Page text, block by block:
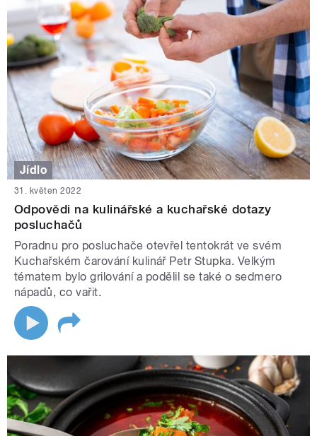
Jídlo
31. květen 2022
Odpovědi na kulinářské a kuchařské dotazy
posluchačů
Poradnu pro posluchače otevřel tentokrát ve svém
Kuchařském čarování kulinář Petr Stupka. Velkým
tématem bylo grilování a podělil se také o sedmero
nápadů, co vařit.